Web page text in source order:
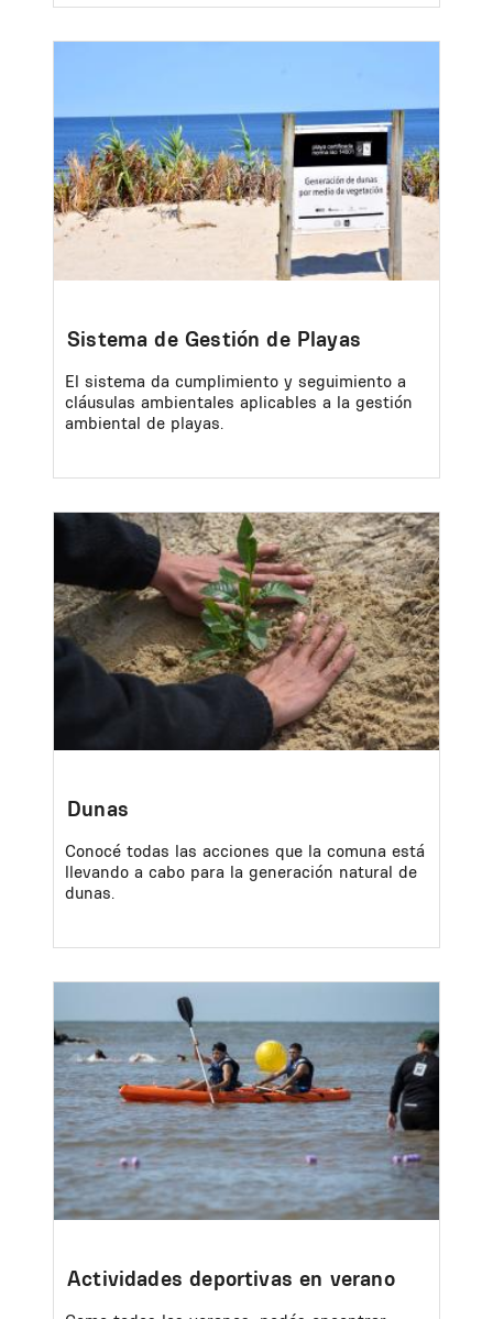
Sistema de Gestión de Playas
El sistema da cumplimiento y seguimiento a
cláusulas ambientales aplicables a la gestión
ambiental de playas.
Image
Dunas
Conocé todas las acciones que la comuna está
llevando a cabo para la generación natural de
dunas.
Actividades deportivas en verano